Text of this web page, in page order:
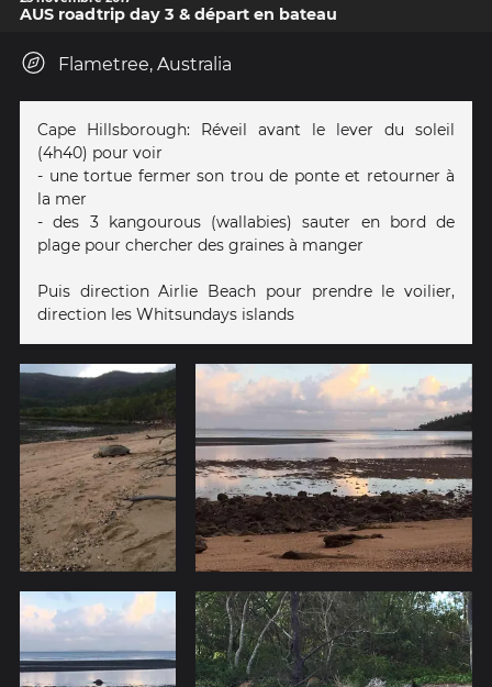
AUS roadtrip day 3 & départ en bateau
Flametree, Australia
Cape Hillsborough: Réveil avant le lever du soleil
(4h40) pour voir
- une tortue fermer son trou de ponte et retourner à
la mer
- des 3 kangourous (wallabies) sauter en bord de
plage pour chercher des graines à manger
Puis direction Airlie Beach pour prendre le voilier,
direction les Whitsundays islands